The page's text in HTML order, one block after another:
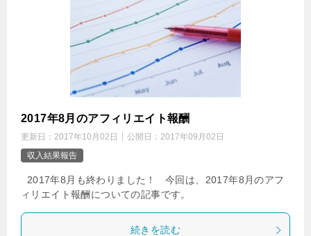
2017年8月のアフィリエイト報酬
更新日： 2017年10月02日 公開日： 2017年09月02日
収入結果報告
2017年8月も終わりました！ 今回は、2017年8月のアフ
ィリエイト報酬についての記事です。
続きを読む